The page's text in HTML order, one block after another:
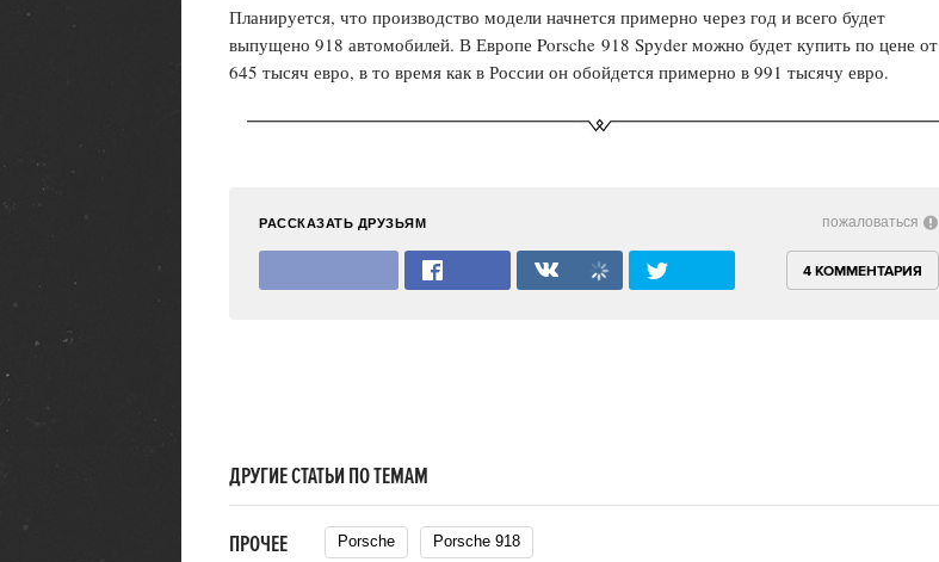
Планируется, что производство модели начнется примерно через год и всего будет
выпущено 918 автомобилей. В Европе Porsche 918 Spyder можно будет купить по цене от
645 тысяч евро, в то время как в России он обойдется примерно в 991 тысячу евро.
РАССКАЗАТЬ ДРУЗЬЯМ
4 КОММЕНТАРИЯ
пожаловаться
ДРУГИЕ СТАТЬИ ПО ТЕМАМ
ПРОЧЕЕ Porsche Porsche 918